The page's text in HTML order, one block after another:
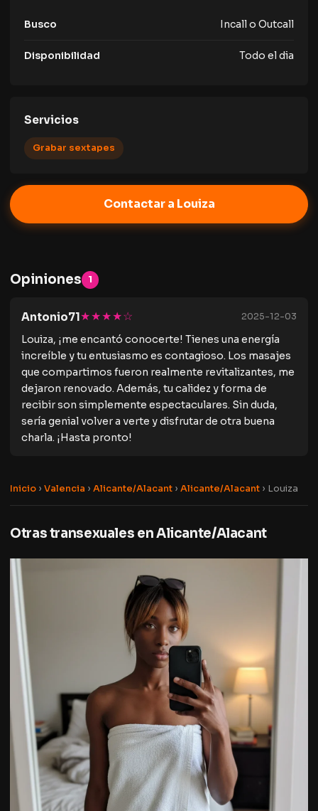
Inicio › Valencia › Alicante/Alacant › Alicante/Alacant › Louiza
Busco Incall o Outcall
Disponibilidad Todo el dia
Servicios
Grabar sextapes
Contactar a Louiza
Opiniones 1
Antonio71★★★★☆ 2025-12-03
Louiza, ¡me encantó conocerte! Tienes una energía
increíble y tu entusiasmo es contagioso. Los masajes
que compartimos fueron realmente revitalizantes, me
dejaron renovado. Además, tu calidez y forma de
recibir son simplemente espectaculares. Sin duda,
sería genial volver a verte y disfrutar de otra buena
charla. ¡Hasta pronto!
Otras transexuales en Alicante/Alacant